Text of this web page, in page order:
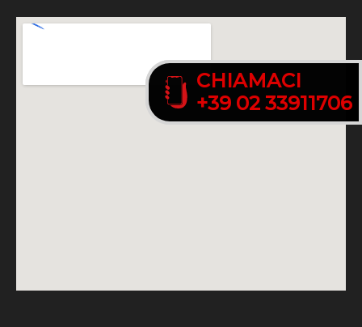
CHIAMACI
+39 02 33911706
CHIAMACI
+39 02 33911706